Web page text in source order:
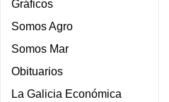
Gráficos
Somos Agro
Somos Mar
Obituarios
La Galicia Económica